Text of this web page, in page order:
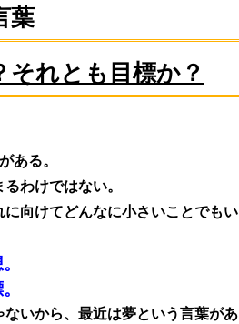
葉
それとも目標か？
ある。
わけではない。
向けてどんなに小さいことでも
いから、最近は夢という言葉が